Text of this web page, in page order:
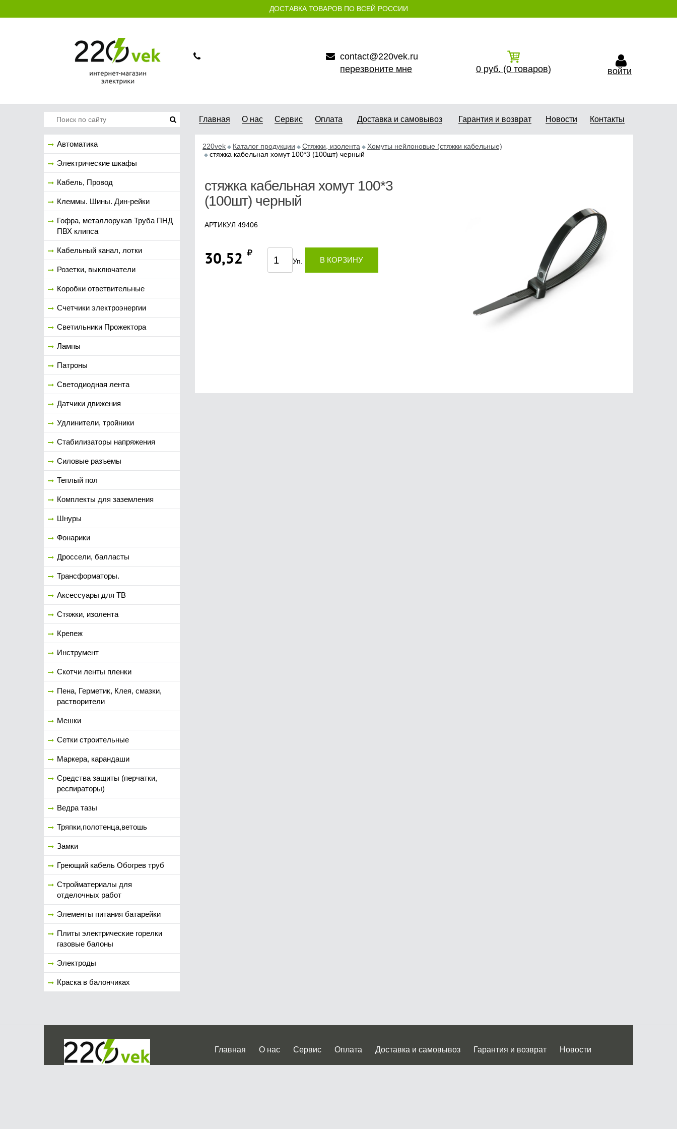
ДОСТАВКА ТОВАРОВ ПО ВСЕЙ РОССИИ
contact@220vek.ru
перезвоните мне
0 руб. (0 товаров) войти
Автоматика
Электрические шкафы
Кабель, Провод
Клеммы. Шины. Дин-рейки
Гофра, металлорукав Труба ПНД
ПВХ клипса
Кабельный канал, лотки
Розетки, выключатели
Коробки ответвительные
Счетчики электроэнергии
Светильники Прожектора
Лампы
Патроны
Светодиодная лента
Датчики движения
Удлинители, тройники
Стабилизаторы напряжения
Силовые разъемы
Теплый пол
Комплекты для заземления
Шнуры
Фонарики
Дроссели, балласты
Трансформаторы.
Аксессуары для ТВ
Стяжки, изолента
Крепеж
Инструмент
Скотчи ленты пленки
Пена, Герметик, Клея, смазки,
растворители
Мешки
Сетки строительные
Маркера, карандаши
Средства защиты (перчатки,
респираторы)
Ведра тазы
Тряпки,полотенца,ветошь
Замки
Греющий кабель Обогрев труб
Стройматериалы для
отделочных работ
Элементы питания батарейки
Плиты электрические горелки
газовые балоны
Электроды
Краска в балончиках
Главная О нас Сервис Оплата Доставка и самовывоз Гарантия и возврат Новости Контакты
220vek Каталог продукции Стяжки, изолента
Хомуты нейлоновые (стяжки кабельные)
стяжка кабельная хомут 100*3 (100шт) черный
стяжка кабельная хомут 100*3
(100шт) черный
АРТИКУЛ 49406
30,52 Уп. В КОРЗИНУ
Главная О нас Сервис Оплата Доставка и самовывоз Гарантия и возврат Новости